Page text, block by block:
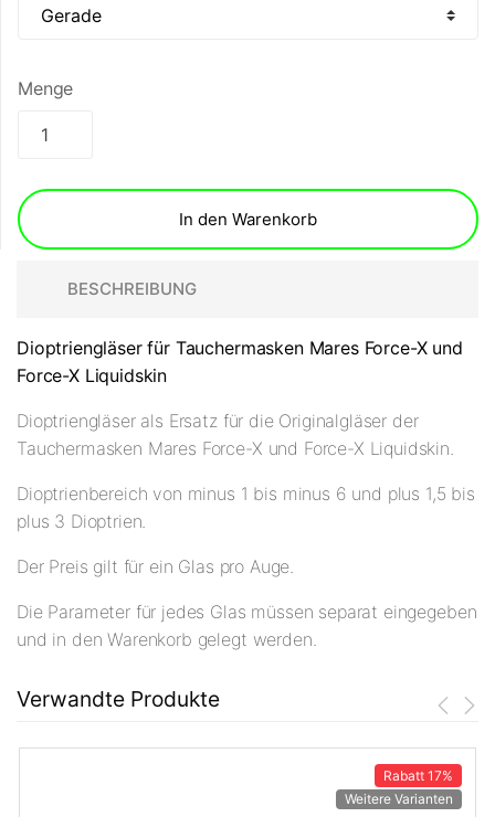
Menge
In den Warenkorb
BESCHREIBUNG
Dioptriengläser für Tauchermasken Mares Force-X und
Force-X Liquidskin
Dioptriengläser als Ersatz für die Originalgläser der
Tauchermasken Mares Force-X und Force-X Liquidskin.
Dioptrienbereich von minus 1 bis minus 6 und plus 1,5 bis
plus 3 Dioptrien.
Der Preis gilt für ein Glas pro Auge.
Die Parameter für jedes Glas müssen separat eingegeben
und in den Warenkorb gelegt werden.
Verwandte Produkte
Rabatt 17%
Weitere Varianten